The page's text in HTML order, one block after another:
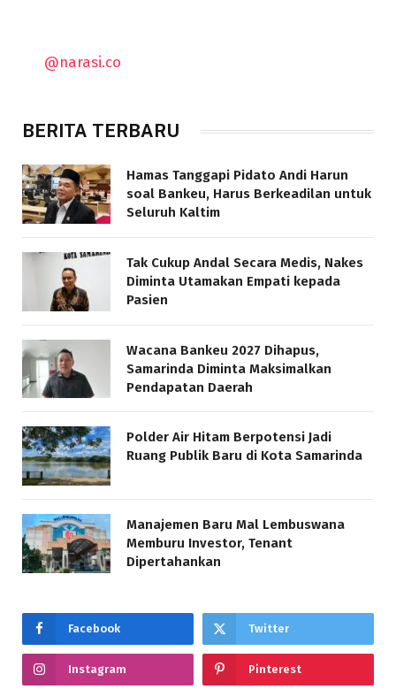
@narasi.co
BERITA TERBARU
Hamas Tanggapi Pidato Andi Harun
soal Bankeu, Harus Berkeadilan untuk
Seluruh Kaltim
Tak Cukup Andal Secara Medis, Nakes
Diminta Utamakan Empati kepada
Pasien
Wacana Bankeu 2027 Dihapus,
Samarinda Diminta Maksimalkan
Pendapatan Daerah
Polder Air Hitam Berpotensi Jadi
Ruang Publik Baru di Kota Samarinda
Manajemen Baru Mal Lembuswana
Memburu Investor, Tenant
Dipertahankan
Facebook Twitter
Instagram Pinterest